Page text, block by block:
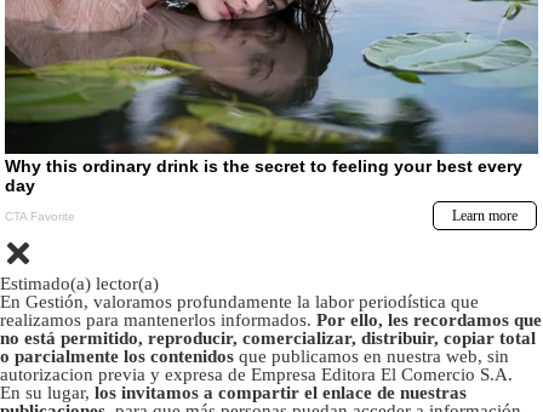
Estimado(a) lector(a)
En Gestión, valoramos profundamente la labor periodística que
realizamos para mantenerlos informados. Por ello, les recordamos que
no está permitido, reproducir, comercializar, distribuir, copiar total
o parcialmente los contenidos que publicamos en nuestra web, sin
autorizacion previa y expresa de Empresa Editora El Comercio S.A.
En su lugar, los invitamos a compartir el enlace de nuestras